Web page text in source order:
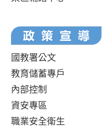
國教署公文
教育儲蓄專戶
內部控制
資安專區
職業安全衛生